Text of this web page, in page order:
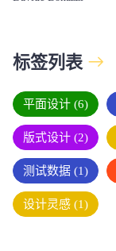
标签列表
平面设计 (6)
版式设计 (2)
测试数据 (1)
设计灵感 (1)